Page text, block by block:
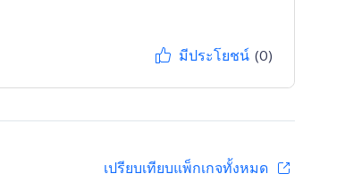
มีประโยชน์ (0)
เปรียบเทียบแพ็กเกจทั้งหมด